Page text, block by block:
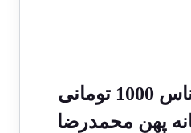
قیمت ست اسکناس 1000 تومانی
شانه پهن محمدرضا